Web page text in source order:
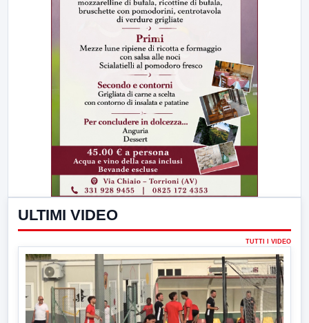
ULTIMI VIDEO
TUTTI I VIDEO